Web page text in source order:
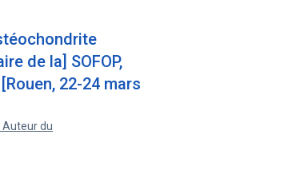
de la] SOFOP,
22-24 mars
Auteur du